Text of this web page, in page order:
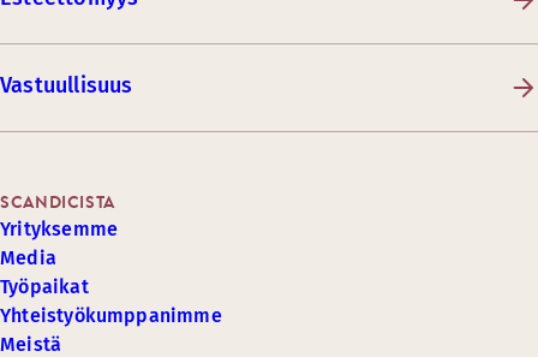
Vastuullisuus
SCANDICISTA
Yrityksemme
Media
Työpaikat
Yhteistyökumppanimme
Meistä